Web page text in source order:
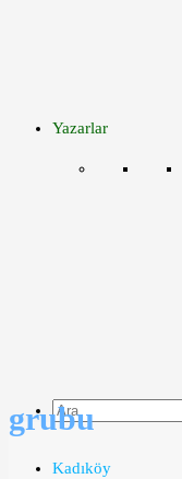
Yazarlar
grubu
Kadıköy